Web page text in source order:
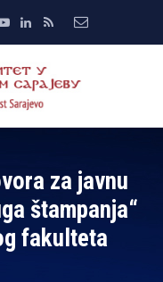
za javnu
štampanja“
fakulteta